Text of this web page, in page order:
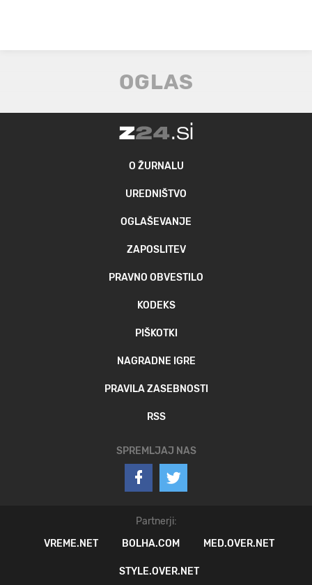
O ŽURNALU
UREDNIŠTVO
OGLAŠEVANJE
ZAPOSLITEV
PRAVNO OBVESTILO
KODEKS
PIŠKOTKI
NAGRADNE IGRE
PRAVILA ZASEBNOSTI
RSS
SPREMLJAJ NAS
Partnerji:
VREME.NET
BOLHA.COM MED.OVER.NET
STYLE.OVER.NET